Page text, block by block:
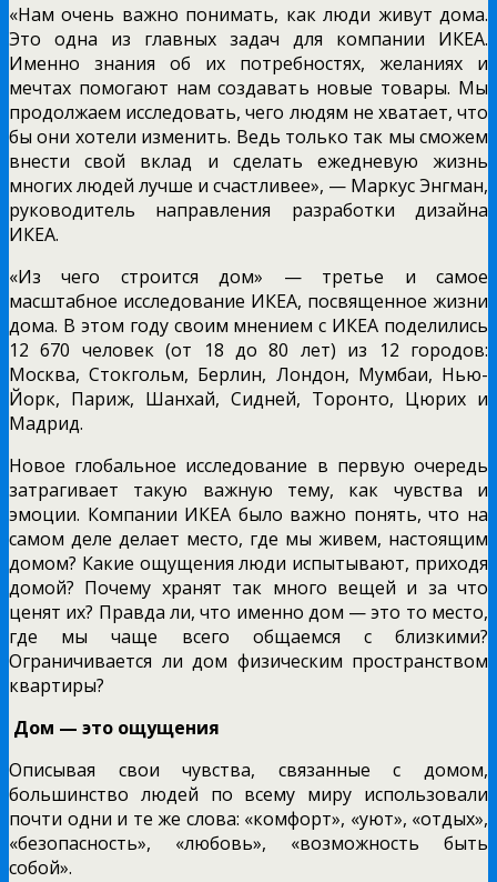
«Нам очень важно понимать, как люди живут дома.
Это одна из главных задач для компании ИКЕА.
Именно знания об их потребностях, желаниях и
мечтах помогают нам создавать новые товары. Мы
продолжаем исследовать, чего людям не хватает, что
бы они хотели изменить. Ведь только так мы сможем
внести свой вклад и сделать ежедневую жизнь
многих людей лучше и счастливее», — Маркус Энгман,
руководитель направления разработки дизайна
ИКЕА.
«Из чего строится дом» — третье и самое
масштабное исследование ИКЕА, посвященное жизни
дома. В этом году своим мнением с ИКЕА поделились
12 670 человек (от 18 до 80 лет) из 12 городов:
Москва, Стокгольм, Берлин, Лондон, Мумбаи, Нью-
Йорк, Париж, Шанхай, Сидней, Торонто, Цюрих и
Мадрид.
Новое глобальное исследование в первую очередь
затрагивает такую важную тему, как чувства и
эмоции. Компании ИКЕА было важно понять, что на
самом деле делает место, где мы живем, настоящим
домом? Какие ощущения люди испытывают, приходя
домой? Почему хранят так много вещей и за что
ценят их? Правда ли, что именно дом — это то место,
где мы чаще всего общаемся с близкими?
Ограничивается ли дом физическим пространством
квартиры?
Дом — это ощущения
Описывая свои чувства, связанные с домом,
большинство людей по всему миру использовали
почти одни и те же слова: «комфорт», «уют», «отдых»,
«безопасность», «любовь», «возможность быть
собой».